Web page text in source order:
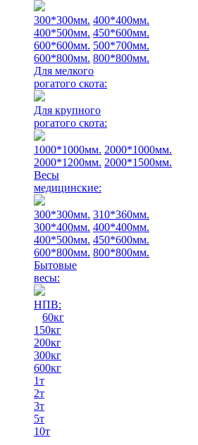
300*300мм. 400*400мм.
400*500мм. 450*600мм.
600*600мм. 500*700мм.
600*800мм. 800*800мм.
Для мелкого
рогатого скота:
Для крупного
рогатого скота:
1000*1000мм. 2000*1000мм.
2000*1200мм. 2000*1500мм.
Весы
медицинские:
300*300мм. 310*360мм.
300*400мм. 400*400мм.
400*500мм. 450*600мм.
600*800мм. 800*800мм.
Бытовые
весы:
НПВ:
60кг
150кг
200кг
300кг
600кг
1т
2т
3т
5т
10т